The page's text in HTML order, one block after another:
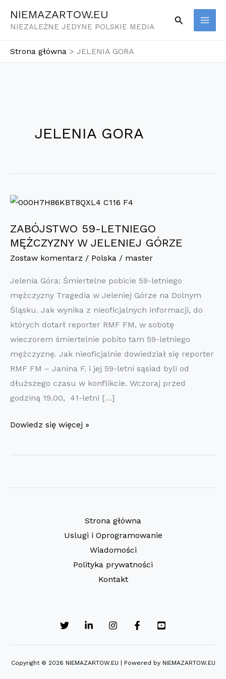
NIEMAZARTOW.EU
NIEZALEŻNE JEDYNE POLSKIE MEDIA
Szukaj
Strona główna JELENIA GORA
JELENIA GORA
ZABÓJSTWO 59-LETNIEGO
MĘŻCZYZNY W JELENIEJ GÓRZE
Zostaw komentarz / Polska / master
Jelenia Góra: Śmiertelne pobicie 59-letniego
mężczyzny Tragedia w Jeleniej Górze na Dolnym
Śląsku. Jak wynika z nieoficjalnych informacji, do
których dotarł reporter RMF FM, w sobotę
wieczorem śmiertelnie pobito tam 59-letniego
mężczyznę. Jak nieoficjalnie dowiedział się reporter
RMF FM – Janina F. i jej 59-letni sąsiad byli od
dłuższego czasu w konflikcie. Wczoraj przed
godziną 19.00, 41-letni […]
ZABÓJSTWO
LETNIEGO
Dowiedz się więcej »
Strona główna
Uslugi i Oprogramowanie
Wiadomości
Polityka prywatności
Kontakt
Copyright © 2026 NIEMAZARTOW.EU | Powered by NIEMAZARTOW.EU